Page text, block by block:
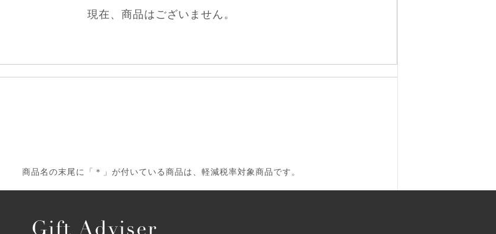
現在、商品はございません。
商品名の末尾に「＊」が付いている商品は、軽減税率対象商品です。